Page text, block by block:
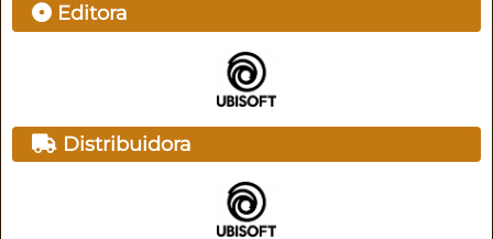
Editora
Distribuidora